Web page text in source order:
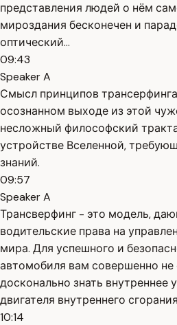
представления людей о нём
мироздания бесконечен и
оптический...
09:43
Speaker A
Смысл принципов
осознанном выходе из этой
несложный философский
устройстве Вселенной,
знаний.
09:57
Speaker A
Трансверфинг - это модель,
водительские права на
мира. Для успешного и
автомобиля вам совершенно не
досконально знать внутреннее
двигателя внутреннего
10:14